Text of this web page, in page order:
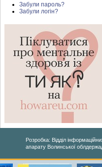
Забули пароль?
Забули логін?
Розробка: Відділ
апарату Волинської